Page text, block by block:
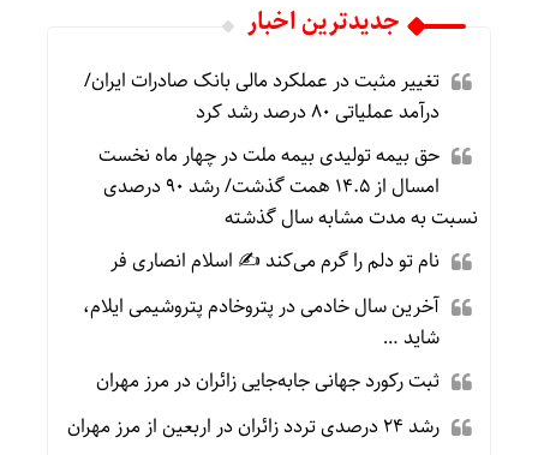
جديدترين اخبار
تغییر مثبت در عملکرد مالی بانک صادرات ایران/
درآمد عملیاتی ۸۰ درصد رشد کرد
حق بیمه تولیدی بیمه ملت در چهار ماه نخست
امسال از ۱۴.۵ همت گذشت/ رشد ۹۰ درصدی
نسبت به مدت مشابه سال گذشته
نام تو دلم را گرم می‌کند ✍️ اسلام انصاری فر
آخرین سال خادمی در پتروخادم پتروشیمی ایلام،
شاید …
ثبت رکورد جهانی جابه‌جایی زائران در مرز مهران
رشد ۲۴ درصدی تردد زائران در اربعین از مرز مهران